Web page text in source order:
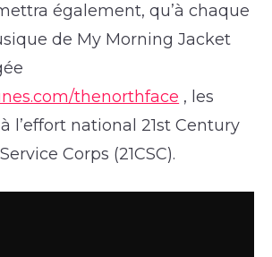
également, qu’à chaque
de My Morning Jacket
thenorthface , les
l’effort national 21st Century
Corps (21CSC).